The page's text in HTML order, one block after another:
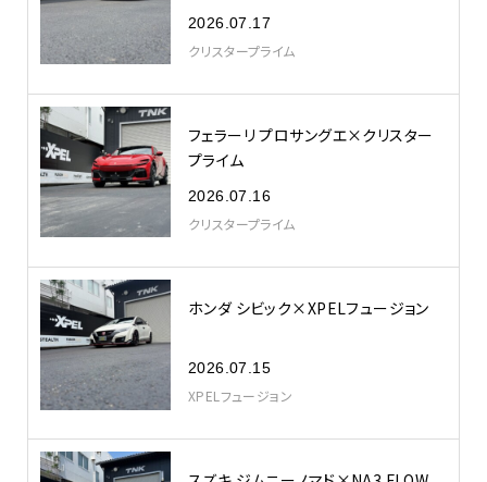
2026.07.17
クリスタープライム
フェラーリ プロサングエ×クリスター
プライム
2026.07.16
クリスタープライム
ホンダ シビック×XPELフュージョン
2026.07.15
XPELフュージョン